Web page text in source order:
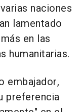
naciones
lamentado
en las
humanitarias.
embajador,
preferencia